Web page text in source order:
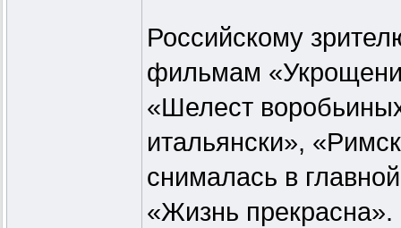
Российскому
фильмам
«Шелест
итальянски»,
снималась в
«Жизнь прекрасна».